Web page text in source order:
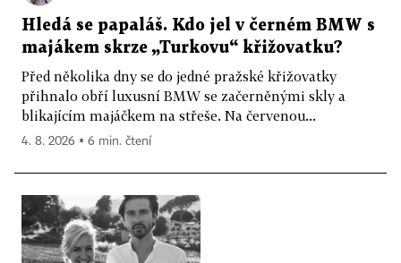
Hledá se papaláš. Kdo jel v černém BMW s
majákem skrze „Turkovu“ křižovatku?
Před několika dny se do jedné pražské křižovatky
přihnalo obří luxusní BMW se začerněnými skly a
blikajícím majáčkem na střeše. Na červenou...
4. 8. 2026 ▪ 6 min. čtení